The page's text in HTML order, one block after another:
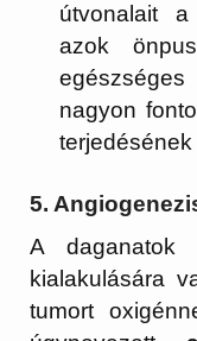
útvonalait
azok
nagyon
5.
A daganatok
kialakulására
tumort